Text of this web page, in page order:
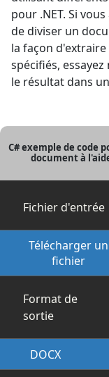
pour .NET. Si
de diviser un
la façon
spécifiés,
le résultat dans
C# exemple de code
document à
Fichier d'entrée
Télécharger un
fichier
Format de
sortie